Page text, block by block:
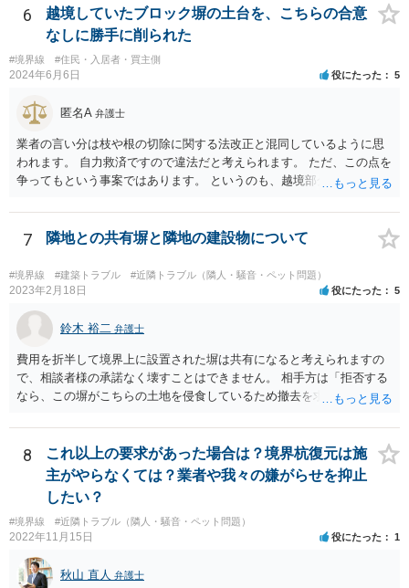
6
越境していたブロック塀の土台を、こちらの合意
なしに勝手に削られた
#境界線 #住民・入居者・買主側
2024年6月6日 役にたった 5
匿名A 弁護士
業者の言い分は枝や根の切除に関する法改正と混同しているように思
われます。 自力救済ですので違法だと考えられます。 ただ、この点を
争ってもという事案ではあります。 というのも、越境部分の解消に関
業者が費用負担を求めない場合は、経済的に見て得と評価できる面が
あるからです。 売主・隣地所有者・ご自身で現場と事実関係を確認し
たうえで、売主に一定の責任を問う形になろうかと思います（ただ、
微々たるものになってしまうかと思います）
7 隣地との共有塀と隣地の建設物について
#境界線 #建築トラブル #近隣トラブル（隣人・騒音・ペット問題）
2023年2月18日 役にたった 5
鈴木 裕二 弁護士
費用を折半して境界上に設置された塀は共有になると考えられますの
で、相談者様の承諾なく壊すことはできません。 相手方は「拒否する
なら、この塀がこちらの土地を侵食しているため撤去を求める手続き
ているわけですから、相談者様の同意なく塀の撤去を求めることは法
的には難しいように思われます。 また、「隣地（相談者様）の許可」
というのが何の許可を示しているのか判然としませんが、一般に、高
層建築物の建築確認を得る際は、近隣住民と協議してその建築に関し
同意を得るよう行政指導が行われておりますので、（推測になってし
まいますが）この同意を得ている旨虚偽の申請を行い、建築許可を得
たのかもしれません。 近隣住民の同意は必須の要件ではないため、直
ちに建築確認自体が取り消されるわけではございませんが、虚偽の申
請を行ったことについて申請者の責任を追及する余地はあろうかと存
8
これ以上の要求があった場合は？境界杭復元は施
主がやらなくては？業者や我々の嫌がらせを抑止
したい？
#境界線 #近隣トラブル（隣人・騒音・ペット問題）
2022年11月15日 役にたった 1
秋山 直人 弁護士